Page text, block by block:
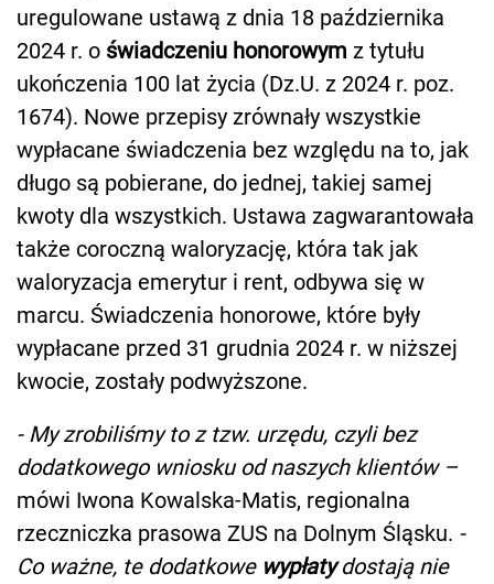
uregulowane ustawą z dnia 18 października
2024 r. o świadczeniu honorowym z tytułu
ukończenia 100 lat życia (Dz.U. z 2024 r. poz.
1674). Nowe przepisy zrównały wszystkie
wypłacane świadczenia bez względu na to, jak
długo są pobierane, do jednej, takiej samej
kwoty dla wszystkich. Ustawa zagwarantowała
także coroczną waloryzację, która tak jak
waloryzacja emerytur i rent, odbywa się w
marcu. Świadczenia honorowe, które były
wypłacane przed 31 grudnia 2024 r. w niższej
kwocie, zostały podwyższone.
- My zrobiliśmy to z tzw. urzędu, czyli bez
dodatkowego wniosku od naszych klientów –
mówi Iwona Kowalska-Matis, regionalna
rzeczniczka prasowa ZUS na Dolnym Śląsku. -
Co ważne, te dodatkowe wypłatydostają nie